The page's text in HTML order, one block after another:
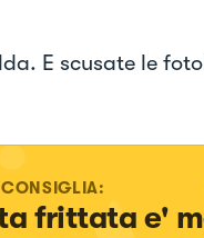
E scusate le
frittata e'